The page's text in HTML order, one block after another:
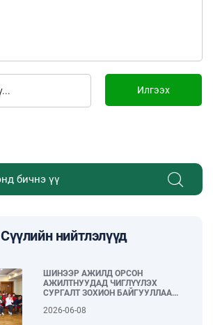
Илгээх
Сүүлийн нийтлэлүүд
ШИНЭЭР АЖИЛД ОРСОН
АЖИЛТНУУДАД ЧИГЛҮҮЛЭХ
СУРГАЛТ ЗОХИОН БАЙГУУЛЛАА...
2026-06-08